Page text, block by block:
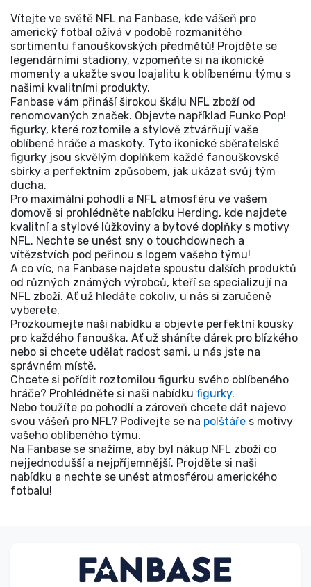
Vítejte ve světě NFL na Fanbase, kde vášeň pro
americký fotbal ožívá v podobě rozmanitého
sortimentu fanouškovských předmětů! Projděte se
legendárními stadiony, vzpomeňte si na ikonické
momenty a ukažte svou loajalitu k oblíbenému týmu s
našimi kvalitními produkty.
Fanbase vám přináší širokou škálu NFL zboží od
renomovaných značek. Objevte například Funko Pop!
figurky, které roztomile a stylově ztvárňují vaše
oblíbené hráče a maskoty. Tyto ikonické sběratelské
figurky jsou skvělým doplňkem každé fanouškovské
sbírky a perfektním způsobem, jak ukázat svůj tým
ducha.
Pro maximální pohodlí a NFL atmosféru ve vašem
domově si prohlédněte nabídku Herding, kde najdete
kvalitní a stylové lůžkoviny a bytové doplňky s motivy
NFL. Nechte se unést sny o touchdownech a
vítězstvích pod peřinou s logem vašeho týmu!
A co víc, na Fanbase najdete spoustu dalších produktů
od různých známých výrobců, kteří se specializují na
NFL zboží. Ať už hledáte cokoliv, u nás si zaručeně
vyberete.
Prozkoumejte naši nabídku a objevte perfektní kousky
pro každého fanouška. Ať už sháníte dárek pro blízkého
nebo si chcete udělat radost sami, u nás jste na
správném místě.
Chcete si pořídit roztomilou figurku svého oblíbeného
hráče? Prohlédněte si naši nabídku figurky.
Nebo toužíte po pohodlí a zároveň chcete dát najevo
svou vášeň pro NFL? Podívejte se na polštáře s motivy
vašeho oblíbeného týmu.
Na Fanbase se snažíme, aby byl nákup NFL zboží co
nejjednodušší a nejpříjemnější. Projděte si naši
nabídku a nechte se unést atmosférou amerického
fotbalu!